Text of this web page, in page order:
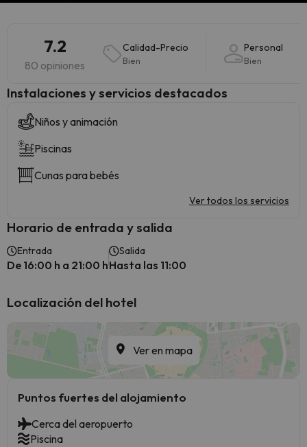
7.2
80 opiniones
Calidad-Precio
Bien
Personal
Bien
Instalaciones y servicios destacados
Niños y animación
Piscinas
Cunas para bebés
Ver todos los servicios
Horario de entrada y salida
Entrada
De 16:00 h a 21:00 h
Salida
Hasta las 11:00
Localización del hotel
Ver en mapa
Puntos fuertes del alojamiento
Cerca del aeropuerto
Piscina